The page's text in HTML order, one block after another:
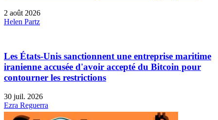
2 août 2026
Helen Partz
Les États-Unis sanctionnent une entreprise maritime
iranienne accusée d'avoir accepté du Bitcoin pour
contourner les restrictions
30 juil. 2026
Ezra Reguerra